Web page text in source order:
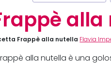
alla
Frappè alla nutella Flavia
alla nutella è una